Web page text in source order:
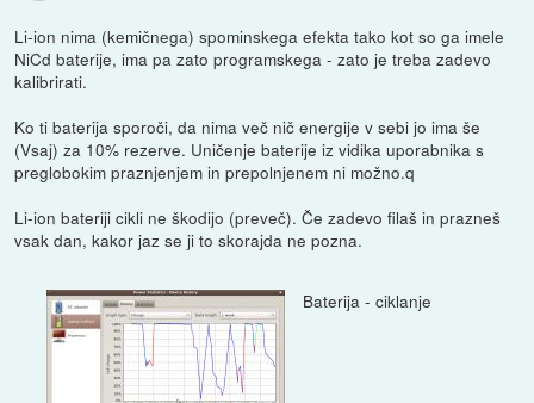
Li-ion nima (kemičnega) spominskega efekta tako kot so ga imele
NiCd baterije, ima pa zato programskega - zato je treba zadevo
kalibrirati.
Ko ti baterija sporoči, da nima več nič energije v sebi jo ima še
(Vsaj) za 10% rezerve. Uničenje baterije iz vidika uporabnika s
preglobokim praznjenjem in prepolnjenem ni možno.q
Li-ion bateriji cikli ne škodijo (preveč). Če zadevo filaš in prazneš
vsak dan, kakor jaz se ji to skorajda ne pozna.
Baterija - ciklanje